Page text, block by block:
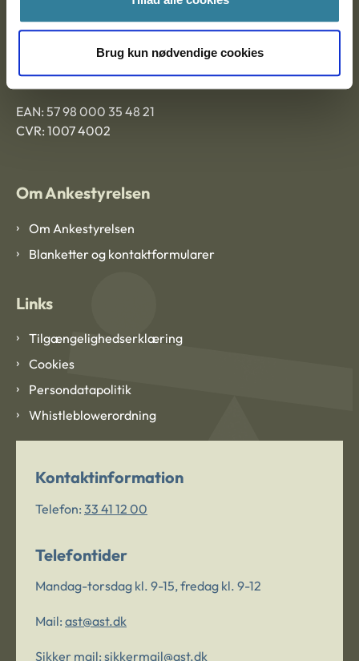
Brug kun nødvendige cookies
Ankestyrelsen København
EAN: 57 98 000 35 48 21
CVR: 1007 4002
Om Ankestyrelsen
Om Ankestyrelsen
Blanketter og kontaktformularer
Links
Tilgængelighedserklæring
Cookies
Persondatapolitik
Whistleblowerordning
Kontaktinformation
Telefon: 33 41 12 00
Telefontider
Mandag-torsdag kl. 9-15, fredag kl. 9-12
Mail: ast@ast.dk
Sikker mail: sikkermail@ast.dk